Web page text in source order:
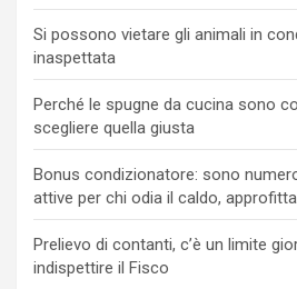
Si possono vietare gli animali in
inaspettata
Perché le spugne da cucina sono
scegliere quella giusta
Bonus condizionatore: sono
attive per chi odia il caldo,
Prelievo di contanti, c’è un limite
indispettire il Fisco